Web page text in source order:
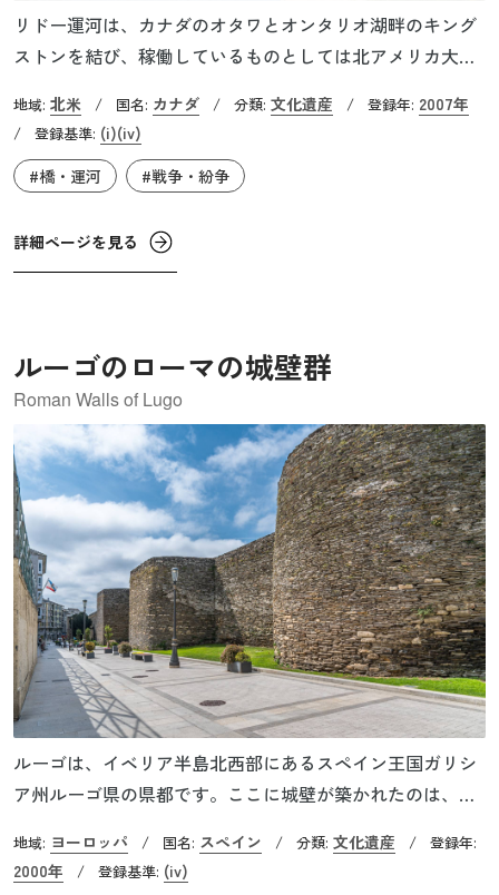
リドー運河は、カナダのオタワとオンタリオ湖畔のキング
ストンを結び、稼働しているものとしては北アメリカ大陸
成・開通し、現在も当時の建設場所および当初の構造で操
業を続けています。このように1世紀以上前に建設され現役
で稼働している世界遺産は非常に貴重なもので、日本では
ト・カンチレバー・クレーンや同造船所第三船渠が有名で
す。
地域: 北米 / 国名: カナダ / 分類: 文化遺産 / 登録年: 2007年
/ 登録基準: (i)(iv)
#橋・運河
#戦争・紛争
詳細ページを見る
ルーゴのローマの城壁群
Roman Walls of Lugo
ルーゴは、イベリア半島北西部にあるスペイン王国ガリシ
ア州ルーゴ県の県都です。ここに城壁が築かれたのは、西
2,117kmにおよぶ城壁は、鉱物資源に恵まれた街を守るため
に重要な軍事拠点として建設され、ローマ帝国後期に外敵
地域: ヨーロッパ / 国名: スペイン / 分類: 文化遺産 / 登録年:
2000年 / 登録基準: (iv)